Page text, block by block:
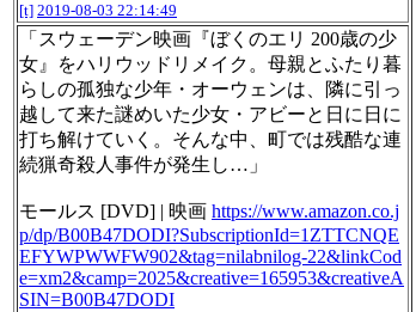
[t] 2019-08-03 22:14:49
「スウェーデン映画『ぼくのエリ 200歳の少
女』をハリウッドリメイク。母親とふたり暮
らしの孤独な少年・オーウェンは、隣に引っ
越して来た謎めいた少女・アビーと日に日に
打ち解けていく。そんな中、町では残酷な連
続猟奇殺人事件が発生し…」
モールス [DVD] | 映画 https://www.amazon.co.j
p/dp/B00B47DODI?SubscriptionId=1ZTTCNQE
EFYWPWWFW902&tag=nilabnilog-22&linkCod
e=xm2&camp=2025&creative=165953&creativeA
SIN=B00B47DODI